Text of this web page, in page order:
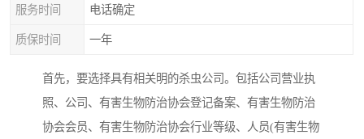
服务时间 电话确定
质保时间 一年
首先，要选择具有相关明的杀虫公司。包括公司营业执
照、公司、有害生物防治协会登记备案、有害生物防治
协会会员、有害生物防治协会行业等级、人员(有害生物